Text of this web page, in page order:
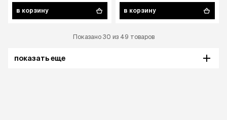
в корзину в корзину
Показано 30 из 49 товаров
показать еще